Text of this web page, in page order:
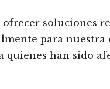
soluciones
para
han sido